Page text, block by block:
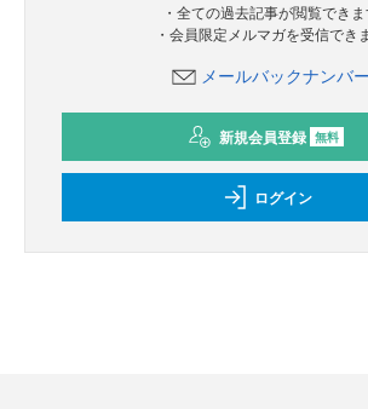
・全ての過去記事が閲覧でき
・会員限定メルマガを受信でき
メールバックナンバー
新規会員登録 無料
ログイン